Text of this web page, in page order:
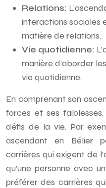
Relations:
interactions sociales
matière de relations.
Vie quotidienne:
manière d’aborder
vie quotidienne.
En comprenant son
forces et ses
défis de la vie. Par
ascendant en Bélier
carrières qui exigent de
qu’une personne avec
préférer des carrières